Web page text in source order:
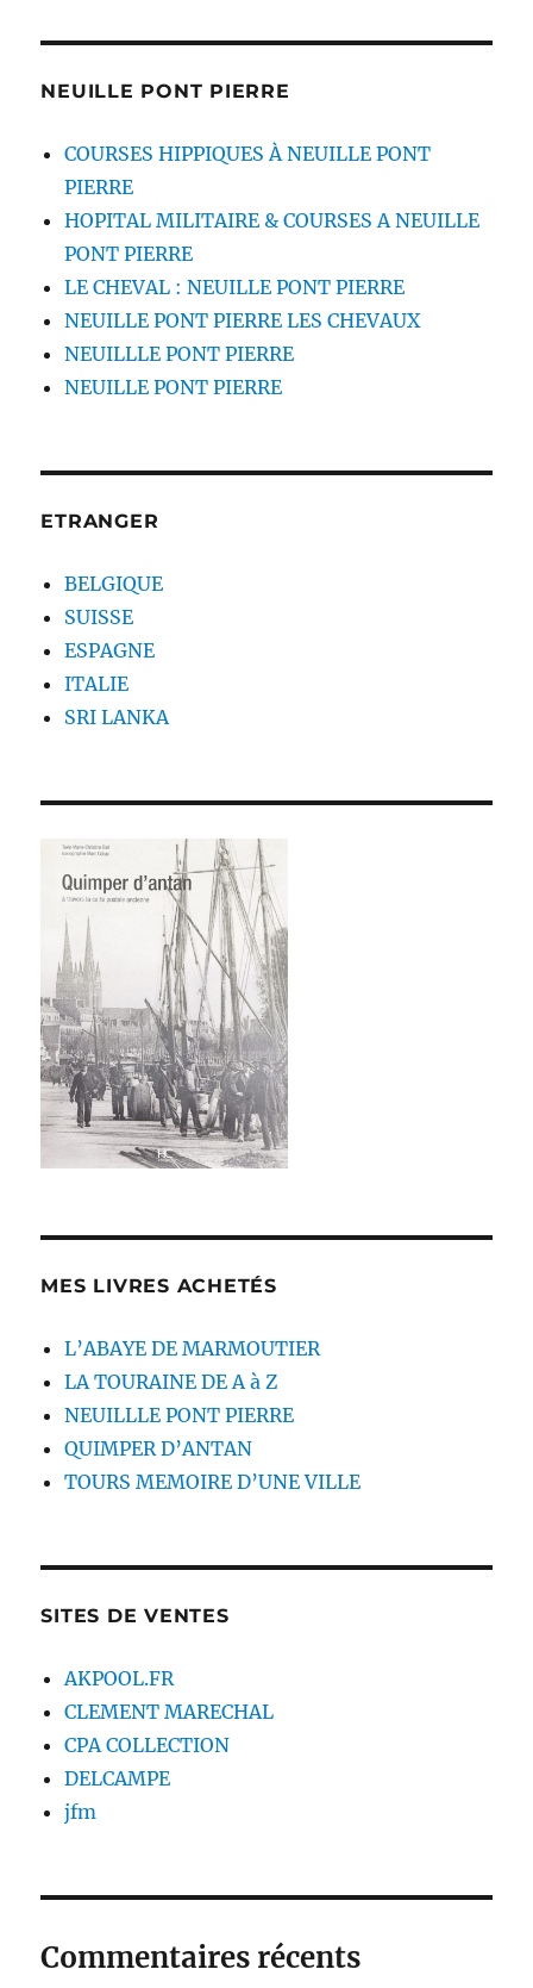
NEUILLE PONT PIERRE
COURSES HIPPIQUES À NEUILLE PONT
PIERRE
HOPITAL MILITAIRE & COURSES A NEUILLE
PONT PIERRE
LE CHEVAL : NEUILLE PONT PIERRE
NEUILLE PONT PIERRE LES CHEVAUX
NEUILLLE PONT PIERRE
NEUILLE PONT PIERRE
ETRANGER
BELGIQUE
SUISSE
ESPAGNE
ITALIE
SRI LANKA
MES LIVRES ACHETÉS
L’ABAYE DE MARMOUTIER
LA TOURAINE DE A à Z
NEUILLLE PONT PIERRE
QUIMPER D’ANTAN
TOURS MEMOIRE D’UNE VILLE
SITES DE VENTES
AKPOOL.FR
CLEMENT MARECHAL
CPA COLLECTION
DELCAMPE
jfm
Commentaires récents